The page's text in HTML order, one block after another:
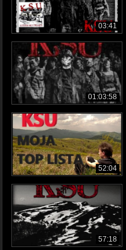
03:41
01:03:58
52:04
57:18